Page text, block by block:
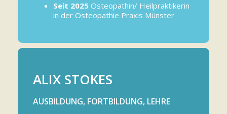
Seit 2025 Osteopathin/ Heilpraktikerin
in der Osteopathie Praxis Münster
ALIX STOKES
AUSBILDUNG, FORTBILDUNG, LEHRE